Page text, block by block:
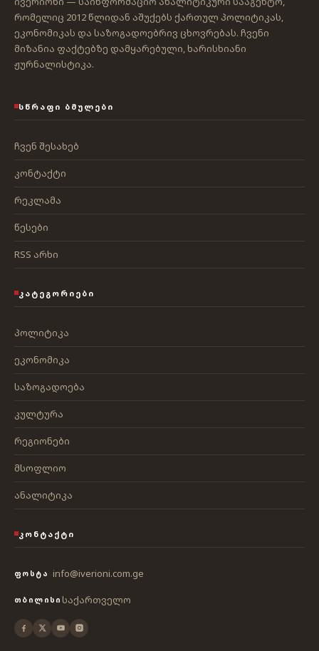
რომელიც 2012 წლიდან აშუქებს ქართულ პოლიტიკას,
ეკონომიკას და საზოგადოებრივ ცხოვრებას. ჩვენი
მიზანია ფაქტებზე დამყარებული, ხარისხიანი
ჟურნალისტიკა.
ᲡᲬᲠᲐᲤᲘ ᲑᲛᲣᲚᲔᲑᲘ
ჩვენ შესახებ
კონტაქტი
რეკლამა
წესები
RSS არხი
ᲙᲐᲢᲔᲒᲝᲠᲘᲔᲑᲘ
პოლიტიკა
ეკონომიკა
საზოგადოება
კულტურა
რეგიონები
მსოფლიო
ანალიტიკა
ᲙᲝᲜᲢᲐᲥᲢᲘ
ᲤᲝᲡᲢᲐ info@iverioni.com.ge
ᲗᲑᲘᲚᲘᲡᲘ საქართველო